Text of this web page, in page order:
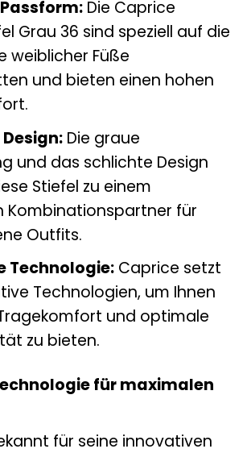
Die Caprice
Grau 36 sind speziell auf die
weiblicher Füße
und bieten einen hohen
Die graue
und das schlichte Design
Stiefel zu einem
Kombinationspartner für
Outfits.
Technologie:Caprice setzt
Technologien, um Ihnen
und optimale
zu bieten.
für maximalen
für seine innovativen